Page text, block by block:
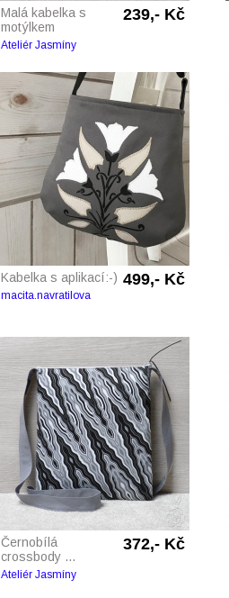
Malá kabelka s
motýlkem
239,- Kč
Ateliér Jasmíny
Kabelka s aplikací:-) 499,- Kč
macita.navratilova
Černobílá
crossbody ...
372,- Kč
Ateliér Jasmíny